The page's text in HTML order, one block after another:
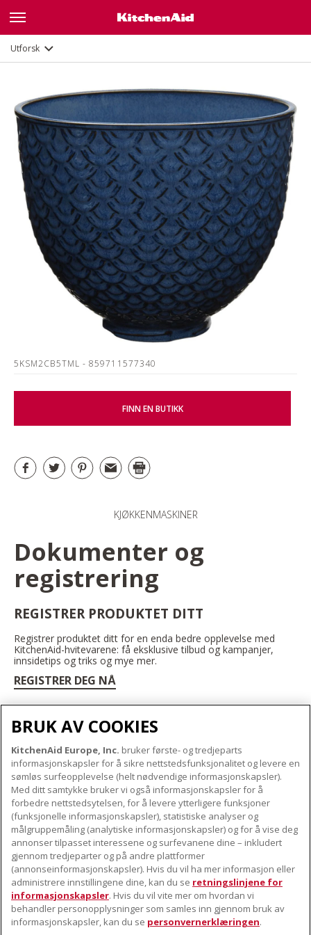
Utforsk
5KSM2CB5TML - 859711577340
FINN EN BUTIKK
KJØKKENMASKINER
Dokumenter og
registrering
REGISTRER PRODUKTET DITT
Registrer produktet ditt for en enda bedre opplevelse med
KitchenAid-hvitevarene: få eksklusive tilbud og kampanjer,
innsidetips og triks og mye mer.
REGISTRER DEG NÅ
OM KITCHENAID
Merkets kjerne
Merkehistorie
ODR
VÅRE PRODUKTER
Små apparater
Produkttilbehør
KUNDESERVICE
Finn et servicesenter nær deg
Garanti og dokumenter
Kontaktinformasjon
FØLG OSS
BRUK AV COOKIES
KitchenAid Europe, Inc. bruker første- og tredjeparts
informasjonskapsler for å sikre nettstedsfunksjonalitet og levere en
sømløs surfeopplevelse (helt nødvendige informasjonskapsler).
Med ditt samtykke bruker vi også informasjonskapsler for å
forbedre nettstedsytelsen, for å levere ytterligere funksjoner
(funksjonelle informasjonskapsler), statistiske analyser og
målgruppemåling (analytiske informasjonskapsler) og for å vise deg
annonser tilpasset interessene og surfevanene dine – inkludert
gjennom tredjeparter og på andre plattformer
(annonseinformasjonskapsler). Hvis du vil ha mer informasjon eller
administrere innstillingene dine, kan du se retningslinjene for
informasjonskapsler. Hvis du vil vite mer om hvordan vi
behandler personopplysninger som samles inn gjennom bruk av
informasjonskapsler, kan du se personvernerklæringen.